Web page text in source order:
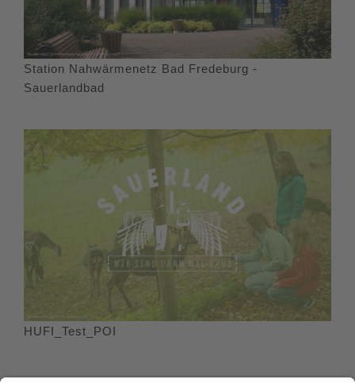
Station Nahwärmenetz Bad Fredeburg -
Sauerlandbad
HUFI_Test_POI